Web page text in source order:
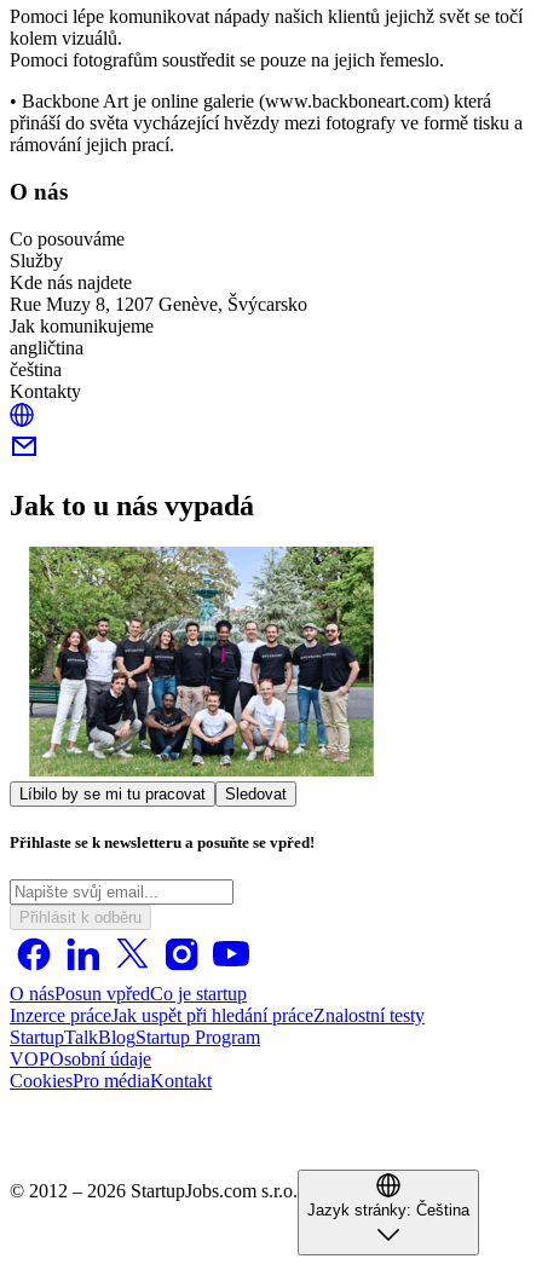
Pomoci lépe komunikovat nápady našich klientů jejichž svět se točí
kolem vizuálů.
Pomoci fotografům soustředit se pouze na jejich řemeslo.
• Backbone Art je online galerie (www.backboneart.com) která
přináší do světa vycházející hvězdy mezi fotografy ve formě tisku a
rámování jejich prací.
O nás
Co posouváme
Služby
Kde nás najdete
Rue Muzy 8, 1207 Genève, Švýcarsko
Jak komunikujeme
angličtina
čeština
Kontakty
Jak to u nás vypadá
Líbilo by se mi tu pracovat Sledovat
Přihlaste se k newsletteru a posuňte se vpřed!
Přihlásit k odběru
O násPosun vpředCo je startup
Inzerce práceJak uspět při hledání práceZnalostní testy
StartupTalkBlogStartup Program
VOPOsobní údaje
CookiesPro médiaKontakt
© 2012 – 2026 StartupJobs.com s.r.o.
Jazyk stránky: Čeština